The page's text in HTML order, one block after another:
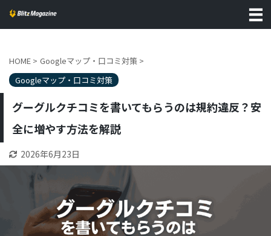
HOME > Googleマップ・口コミ対策 >
Googleマップ・口コミ対策
グーグルクチコミを書いてもらうのは規約違反？安
全に増やす方法を解説
2026年6月23日